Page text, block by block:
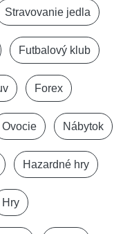
Stravovanie jedla
Futbalový klub
Forex
Ovocie Nábytok
Hazardné hry
Hry